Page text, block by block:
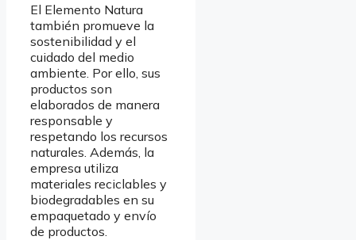
El Elemento Natura
también promueve la
sostenibilidad y el
cuidado del medio
ambiente. Por ello, sus
productos son
elaborados de manera
responsable y
respetando los recursos
naturales. Además, la
empresa utiliza
materiales reciclables y
biodegradables en su
empaquetado y envío
de productos.